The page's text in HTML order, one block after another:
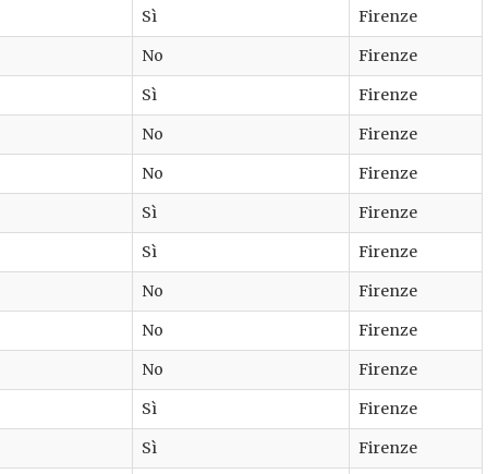
Sì
Firenze
No
Firenze
Sì
Firenze
No
Firenze
No
Firenze
Sì
Firenze
Sì
Firenze
No
Firenze
No
Firenze
No
Firenze
Sì
Firenze
Sì
Firenze